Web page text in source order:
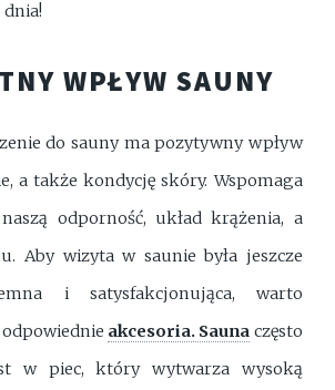
WPŁYW SAUNY
do sauny ma pozytywny wpływ
a także kondycję skóry. Wspomaga
odporność, układ krążenia, a
Aby wizyta w saunie była jeszcze
i satysfakcjonująca, warto
akcesoria. Sauna często
w piec, który wytwarza wysoką